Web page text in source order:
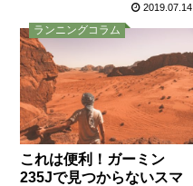
2019.07.14
ランニングコラム
これは便利！ガーミン
235Jで見つからないスマ